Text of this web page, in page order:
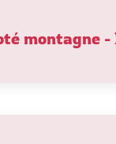
montagne